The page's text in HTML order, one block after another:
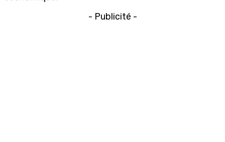
- Publicité -